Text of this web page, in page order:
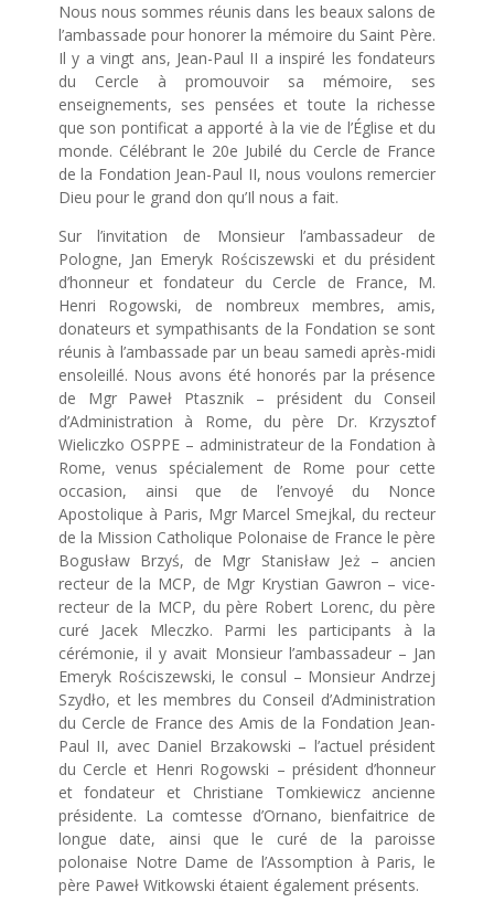
Nous nous sommes réunis dans les beaux salons de
l’ambassade pour honorer la mémoire du Saint Père.
Il y a vingt ans, Jean-Paul II a inspiré les fondateurs
du Cercle à promouvoir sa mémoire, ses
enseignements, ses pensées et toute la richesse
que son pontificat a apporté à la vie de l’Église et du
monde. Célébrant le 20e Jubilé du Cercle de France
de la Fondation Jean-Paul II, nous voulons remercier
Dieu pour le grand don qu’Il nous a fait.
Sur l’invitation de Monsieur l’ambassadeur de
Pologne, Jan Emeryk Rościszewski et du président
d’honneur et fondateur du Cercle de France, M.
Henri Rogowski, de nombreux membres, amis,
donateurs et sympathisants de la Fondation se sont
réunis à l’ambassade par un beau samedi après-midi
ensoleillé. Nous avons été honorés par la présence
de Mgr Paweł Ptasznik – président du Conseil
d’Administration à Rome, du père Dr. Krzysztof
Wieliczko OSPPE – administrateur de la Fondation à
Rome, venus spécialement de Rome pour cette
occasion, ainsi que de l’envoyé du Nonce
Apostolique à Paris, Mgr Marcel Smejkal, du recteur
de la Mission Catholique Polonaise de France le père
Bogusław Brzyś, de Mgr Stanisław Jeż – ancien
recteur de la MCP, de Mgr Krystian Gawron – vice-
recteur de la MCP, du père Robert Lorenc, du père
curé Jacek Mleczko. Parmi les participants à la
cérémonie, il y avait Monsieur l’ambassadeur – Jan
Emeryk Rościszewski, le consul – Monsieur Andrzej
Szydło, et les membres du Conseil d’Administration
du Cercle de France des Amis de la Fondation Jean-
Paul II, avec Daniel Brzakowski – l’actuel président
du Cercle et Henri Rogowski – président d’honneur
et fondateur et Christiane Tomkiewicz ancienne
présidente. La comtesse d’Ornano, bienfaitrice de
longue date, ainsi que le curé de la paroisse
polonaise Notre Dame de l’Assomption à Paris, le
père Paweł Witkowski étaient également présents.